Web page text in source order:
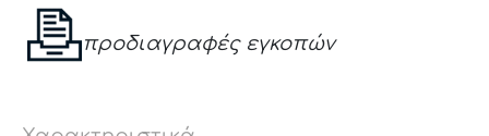
προδιαγραφές εγκοπών